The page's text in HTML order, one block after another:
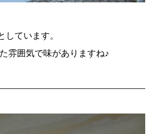
ています。
雰囲気で味がありますね♪